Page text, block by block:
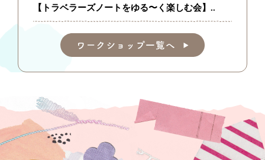
【トラベラーズノートをゆる〜く楽しむ会】..